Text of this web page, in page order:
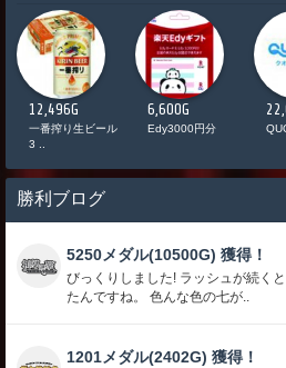
12,496G
一番搾り生ビール
3 ..
6,600G
Edy3000円分
勝利ブログ
5250メダル(10500G) 獲得！
びっくりしました! ラッシュが続く
たんですね。 色んな色の七が..
1201メダル(2402G) 獲得！